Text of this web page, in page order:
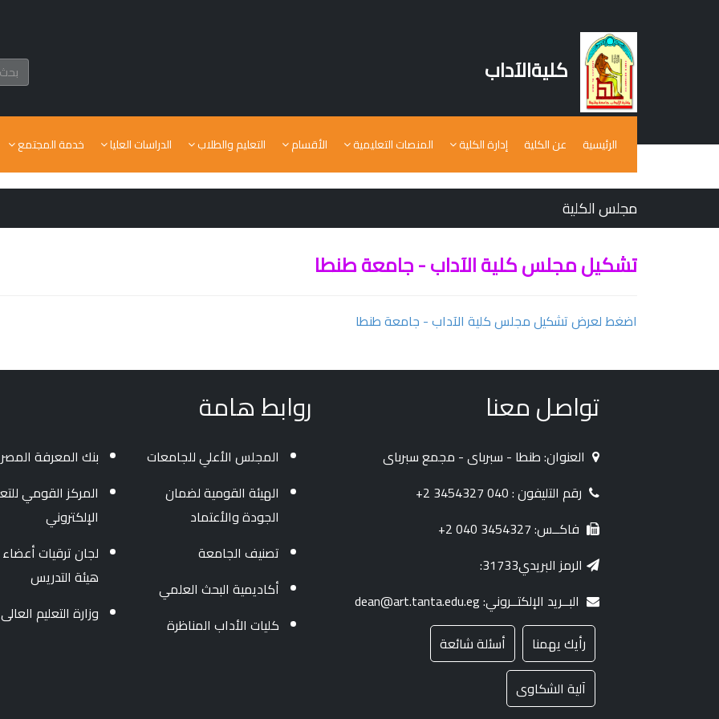
كليةالآداب
الرئيسية عن الكلية إدارة الكلية المنصات التعليمية الأقسام التعليم والطلاب الدراسات العليا خدمة المجتمع
مجلس الكلية
تشكيل مجلس كلية الآداب - جامعة طنطا
اضغط لعرض تشكيل مجلس كلية الآداب - جامعة طنطا
تواصل معنا
العنوان: طنطا - سبرباى - مجمع سبرباى
رقم التليفون : 040 3454327 2+
فاكــس: 3454327 040 2+
الرمز البريدي31733:
البــريد الإلكتــروني: dean@art.tanta.edu.eg
رأيك يهمنا
أسئلة شائعة
آلية الشكاوى
روابط هامة
المجلس الأعلي للجامعات
الهيئة القومية لضمان
الجودة والأعتماد
تصنيف الجامعة
أكاديمية البحث العلمي
كليات الأداب المناظرة
بنك المعرفة
المركز القومي
الإلكتروني
لجان ترقيات أعضاء
هيئة التدريس
وزارة التعليم العالى